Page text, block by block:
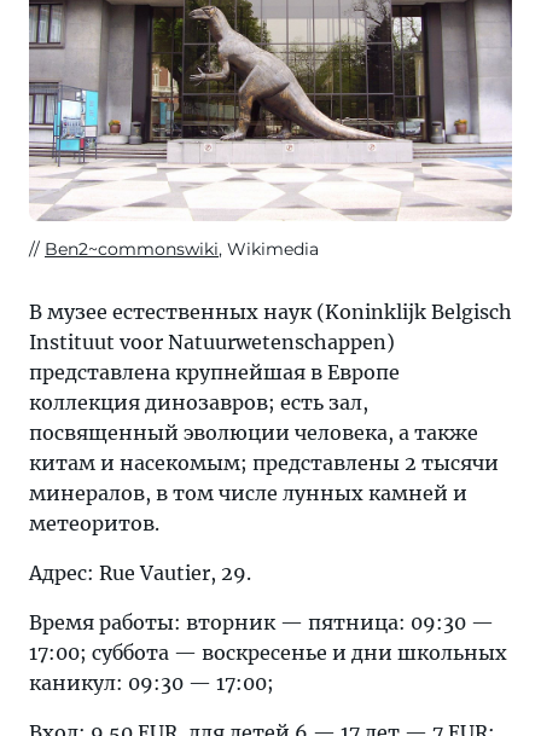
Ben2~commonswiki, Wikimedia
В музее естественных наук (Koninklijk Belgisch
Instituut voor Natuurwetenschappen)
представлена крупнейшая в Европе
коллекция динозавров; есть зал,
посвященный эволюции человека, а также
китам и насекомым; представлены 2 тысячи
минералов, в том числе лунных камней и
метеоритов.
Адрес: Rue Vautier, 29.
Время работы: вторник — пятница: 09:30 —
17:00; суббота — воскресенье и дни школьных
каникул: 09:30 — 17:00;